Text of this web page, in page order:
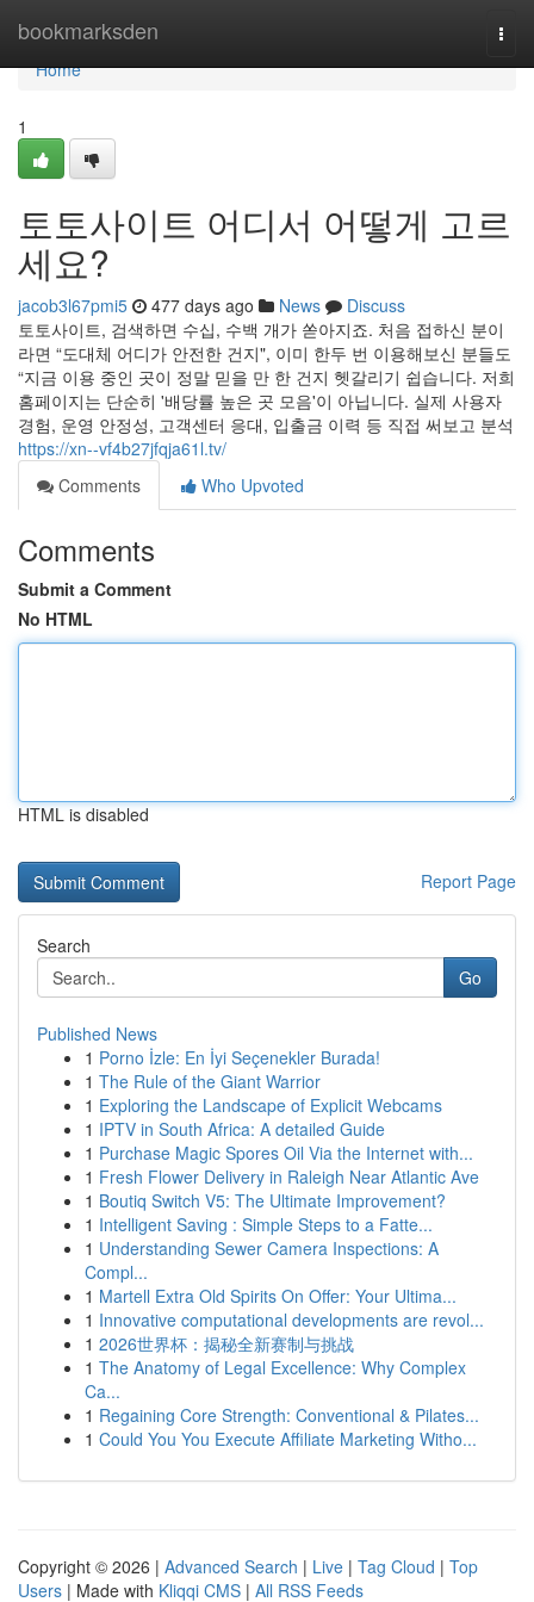
bookmarksden
Home
Home
1
토토사이트 어디서 어떻게 고르
세요?
jacob3l67pmi5 477 days ago News
Discuss
토토사이트, 검색하면 수십, 수백 개가 쏟아지죠. 처음 접하신 분이
라면 “도대체 어디가 안전한 건지", 이미 한두 번 이용해보신 분들도
“지금 이용 중인 곳이 정말 믿을 만 한 건지 헷갈리기 쉽습니다. 저희
홈페이지는 단순히 '배당률 높은 곳 모음'이 아닙니다. 실제 사용자
경험, 운영 안정성, 고객센터 응대, 입출금 이력 등 직접 써보고 분석
https://xn--vf4b27jfqja61l.tv/
Comments
Who Upvoted
Comments
Submit a Comment
No HTML
HTML is disabled
Report Page
Search
Go
Published News
1 Porno İzle: En İyi Seçenekler Burada!
1 The Rule of the Giant Warrior
1 Exploring the Landscape of Explicit Webcams
1 IPTV in South Africa: A detailed Guide
1 Purchase Magic Spores Oil Via the Internet with...
1 Fresh Flower Delivery in Raleigh Near Atlantic Ave
1 Boutiq Switch V5: The Ultimate Improvement?
1 Intelligent Saving : Simple Steps to a Fatte...
1 Understanding Sewer Camera Inspections: A
Compl...
1 Martell Extra Old Spirits On Offer: Your Ultima...
1 Innovative computational developments are revol...
1 2026世界杯：揭秘全新赛制与挑战
1 The Anatomy of Legal Excellence: Why Complex
Ca...
1 Regaining Core Strength: Conventional & Pilates...
1 Could You You Execute Affiliate Marketing Witho...
Copyright © 2026 | Advanced Search | Live | Tag Cloud | Top
Users | Made with Kliqqi CMS | All RSS Feeds